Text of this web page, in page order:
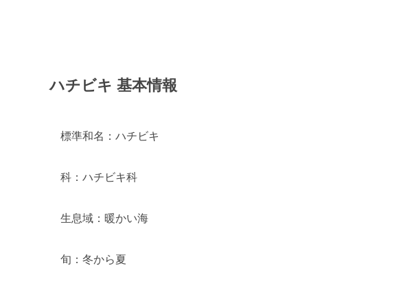
ハチビキ 基本情報
標準和名：ハチビキ
科：ハチビキ科
生息域：暖かい海
旬：冬から夏